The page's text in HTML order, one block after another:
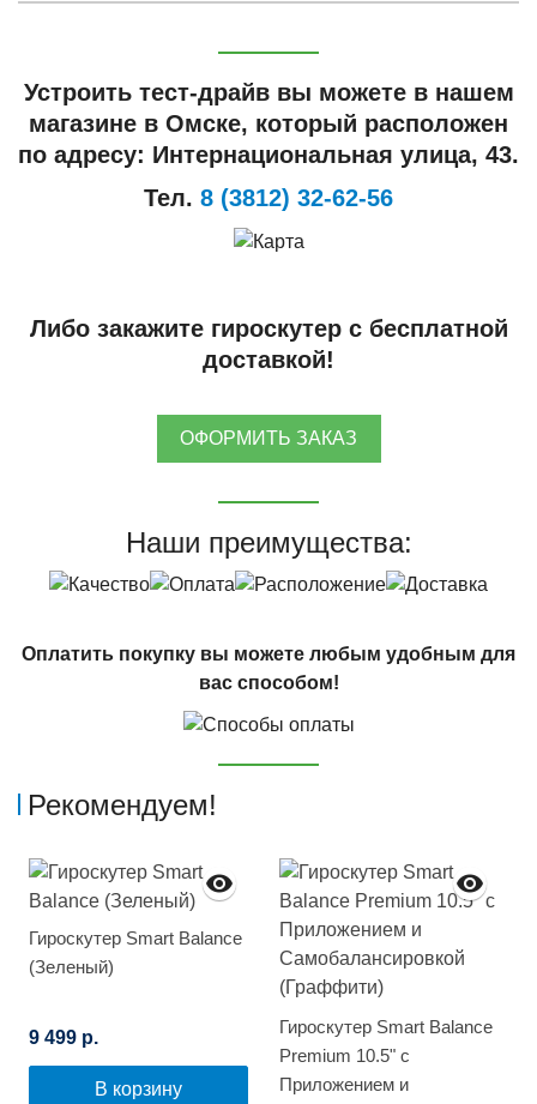
Устроить тест-драйв вы можете в нашем
магазине в Омске, который расположен
по адресу: Интернациональная улица, 43.
Тел. 8 (3812) 32-62-56
Либо закажите гироскутер с бесплатной
доставкой!
ОФОРМИТЬ ЗАКАЗ
Наши преимущества:
Оплатить покупку вы можете любым удобным для
вас способом!
Рекомендуем!
Гироскутер Smart Balance
(Зеленый)
9 499 р.
В корзину
Гироскутер Smart Balance
Premium 10.5" с
Приложением и